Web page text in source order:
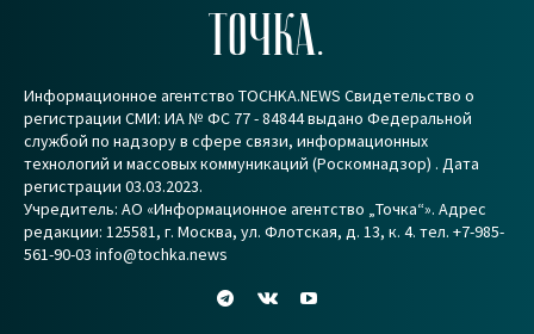
ТОЧКА.
Информационное агентство TOCHKA.NEWS Свидетельство о
регистрации СМИ: ИА № ФС 77 - 84844 выдано Федеральной
службой по надзору в сфере связи, информационных
технологий и массовых коммуникаций (Роскомнадзор) . Дата
регистрации 03.03.2023.
Учредитель: АО «Информационное агентство „Точка“». Адрес
редакции: 125581, г. Москва, ул. Флотская, д. 13, к. 4. тел. +7-985-
561-90-03 info@tochka.news